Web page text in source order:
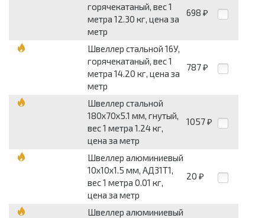
горячекатаный, вес 1
метра 12.30 кг, цена за
метр
698 ₽
Швеллер стальной 16У,
горячекатаный, вес 1
метра 14.20 кг, цена за
метр
787 ₽
Швеллер стальной
180x70x5.1 мм, гнутый,
вес 1 метра 1.24 кг,
цена за метр
1057 ₽
Швеллер алюминиевый
10x10x1.5 мм, АД31Т1,
вес 1 метра 0.01 кг,
цена за метр
20 ₽
Швеллер алюминиевый